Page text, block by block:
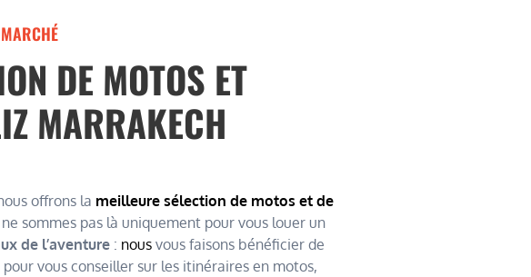
DE MOTOS ET
MARRAKECH
offrons la meilleure sélection de motos et de
sommes pas là uniquement pour vous louer un
de l’aventure : nous vous faisons bénéficier de
vous conseiller sur les itinéraires en motos,